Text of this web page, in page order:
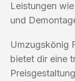
Leistungen
und
Umzugskönig
bietet dir eine